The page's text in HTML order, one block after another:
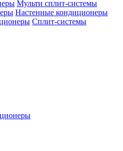
Мульти сплит-системы
Настенные кондиционеры
Сплит-системы